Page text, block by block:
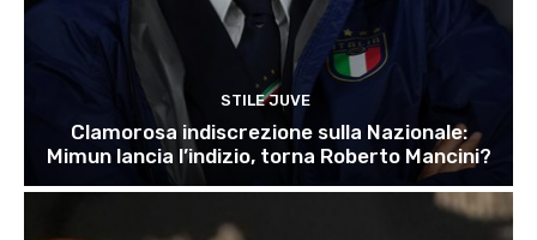
STILE JUVE
Clamorosa indiscrezione sulla Nazionale:
Mimun lancia l’indizio, torna Roberto Mancini?